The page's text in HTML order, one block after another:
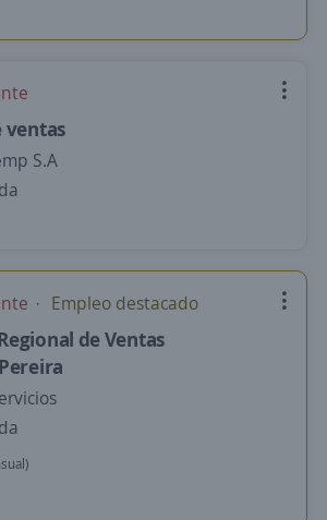
ventas
S.A
Empleo destacado
de Ventas